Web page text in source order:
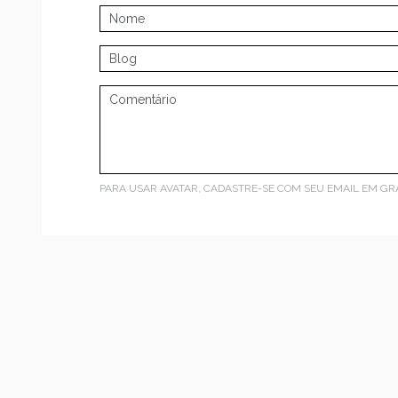
PARA USAR AVATAR, CADASTRE-SE COM SEU EMAIL EM